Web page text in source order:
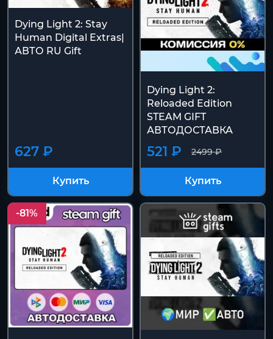
Dying Light 2: Stay
Human Digital Extras|
АВТО RU Gift
627 ₽
Купить
Dying Light 2:
Reloaded Edition
STEAM GIFT
АВТОДОСТАВКА
2499 ₽
521 ₽
Купить
-81%